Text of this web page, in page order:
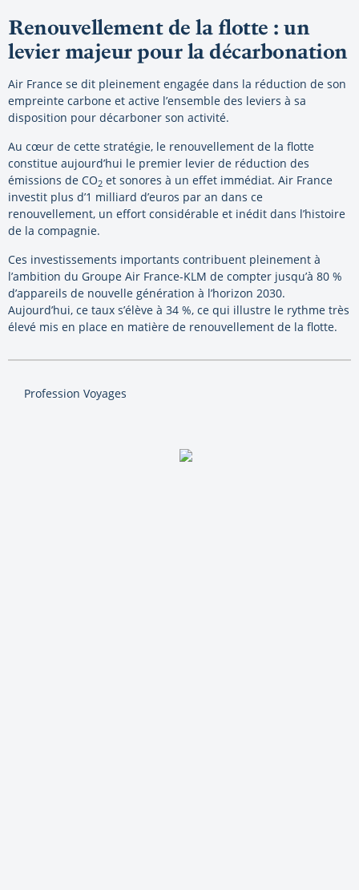
Renouvellement de la flotte : un
levier majeur pour la décarbonation
Air France se dit pleinement engagée dans la réduction de son
empreinte carbone et active l’ensemble des leviers à sa
disposition pour décarboner son activité.
Au cœur de cette stratégie, le renouvellement de la flotte
constitue aujourd’hui le premier levier de réduction des
émissions de CO2 et sonores à un effet immédiat. Air France
investit plus d’1 milliard d’euros par an dans ce
renouvellement, un effort considérable et inédit dans l’histoire
de la compagnie.
Ces investissements importants contribuent pleinement à
l’ambition du Groupe Air France-KLM de compter jusqu’à 80 %
d’appareils de nouvelle génération à l’horizon 2030.
Aujourd’hui, ce taux s’élève à 34 %, ce qui illustre le rythme très
élevé mis en place en matière de renouvellement de la flotte.
Profession Voyages